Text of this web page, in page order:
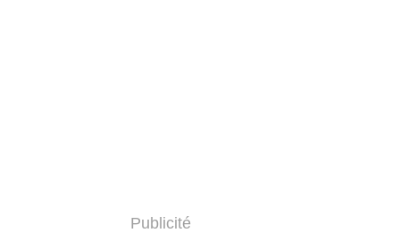
Publicité